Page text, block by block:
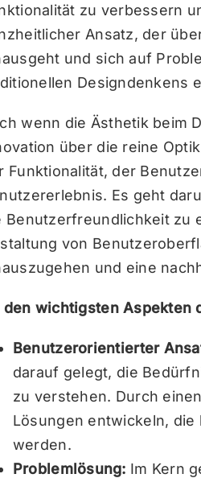
zu verbessern
Ansatz, der
und sich auf
Designdenkens
wenn die Ästhetik beim
über die reine
Funktionalität, der
Es geht
Benutzerfreundlichkeit zu
von
und eine
den wichtigsten Aspekten
Benutzerorientierter
darauf gelegt, die
zu verstehen. Durch
Lösungen entwickeln,
werden.
Problemlösung: Im Kern